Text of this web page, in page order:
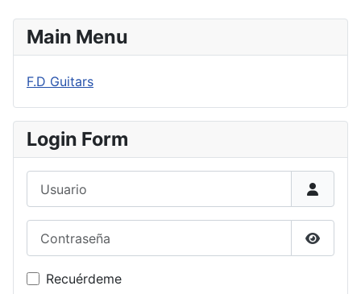
Main Menu
F.D Guitars
Login Form
Recuérdeme